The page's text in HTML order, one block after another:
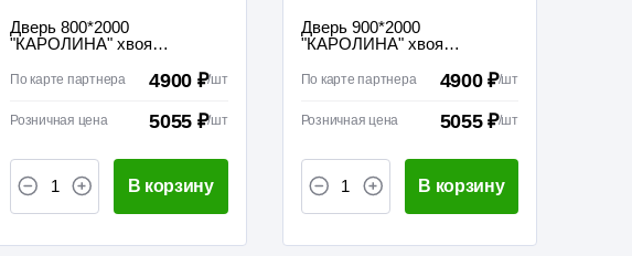
Дверь 800*2000
"КАРОЛИНА" хвоя
межкомнатная
По карте партнера 4900 ₽/шт
Розничная цена 5055 ₽/шт
В корзину
Дверь 900*2000
"КАРОЛИНА" хвоя
межкомнатная
По карте партнера 4900 ₽/шт
Розничная цена 5055 ₽/шт
В корзину